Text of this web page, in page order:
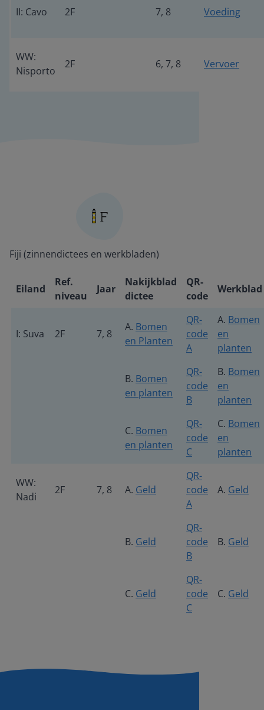
II: Cavo 2F 7, 8 Voeding
WW:
Nisporto
2F 6, 7, 8 Vervoer
Fiji (zinnendictees en werkbladen)
Eiland
Ref.
niveau
Jaar
Nakijkblad
dictee
QR-
code
Werkblad
I: Suva 2F 7, 8
A. Bomen
en Planten
QR-
code
A
A. Bomen
en
planten
B. Bomen
en planten
QR-
code
B
B. Bomen
en
planten
C. Bomen
en planten
QR-
code
C
C. Bomen
en
planten
WW:
Nadi
2F 7, 8 A. Geld
QR-
code
A
A. Geld
B. Geld
QR-
code
B
B. Geld
C. Geld
QR-
code
C
C. Geld